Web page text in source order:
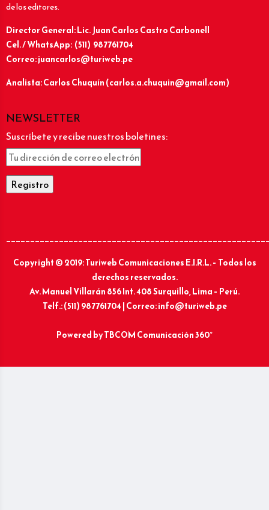
de los editores.
Director General: Lic.Juan Carlos Castro Carbonell
Cel. / WhatsApp: (511) 987761704
Correo: juancarlos@turiweb.pe
Analista: Carlos Chuquín (carlos.a.chuquin@gmail.com)
NEWSLETTER
Suscríbete y recibe nuestros boletines:
Copyright © 2019: Turiweb Comunicaciones E.I.R.L. – Todos los
derechos reservados.
Av. Manuel Villarán 856 Int. 408 Surquillo, Lima – Perú.
Telf.: (511) 987761704 | Correo: info@turiweb.pe
Powered byTBCOM Comunicación 360°